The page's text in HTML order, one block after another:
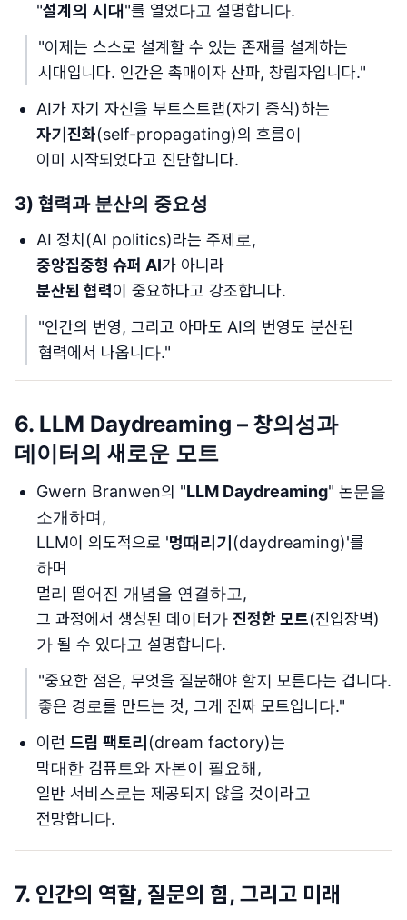
"설계의 시대 "를 열었다고 설명합니다.
"이제는 스스로 설계할 수 있는 존재를 설계하는
시대입니다. 인간은 촉매이자 산파, 창립자입니다."
AI가 자기 자신을 부트스트랩(자기 증식)하는
자기진화(self-propagating)의 흐름이
이미 시작되었다고 진단합니다.
3) 협력과 분산의 중요성
AI 정치(AI politics)라는 주제로,
중앙집중형 슈퍼 AI가 아니라
분산된 협력이 중요하다고 강조합니다.
"인간의 번영, 그리고 아마도 AI의 번영도 분산된
협력에서 나옵니다."
6. LLM Daydreaming – 창의성과
데이터의 새로운 모트
Gwern Branwen의 "LLM Daydreaming" 논문을
소개하며,
LLM이 의도적으로 '멍때리기 (daydreaming)'를
하며
멀리 떨어진 개념을 연결하고,
그 과정에서 생성된 데이터가 진정한 모트(진입장벽)
가 될 수 있다고 설명합니다.
"중요한 점은, 무엇을 질문해야 할지 모른다는 겁니다.
좋은 경로를 만드는 것, 그게 진짜 모트입니다."
이런 드림 팩토리 (dream factory)는
막대한 컴퓨트와 자본이 필요해,
일반 서비스로는 제공되지 않을 것이라고
전망합니다.
7. 인간의 역할, 질문의 힘, 그리고 미래